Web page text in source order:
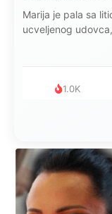
Kad se Marin
mijenjala: Jedno
999